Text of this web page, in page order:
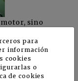
sino
se conecten
del tractor sin
externa
para
información
cookies
o
de cookies